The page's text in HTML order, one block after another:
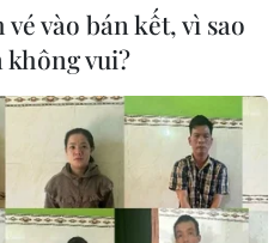
vào bán kết, vì sao
không vui?